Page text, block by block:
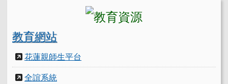
教育網站
花蓮親師生平台
全誼系統